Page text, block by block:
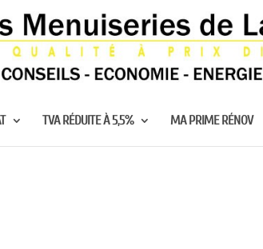
TVA RÉDUITE À 5,5% MA PRIME RÉNOV